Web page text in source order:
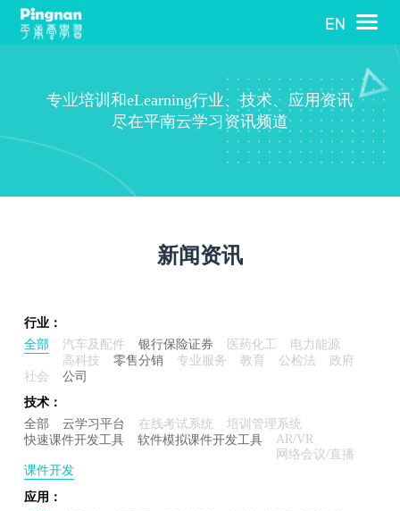
专业培训和eLearning行业、技术、应用资讯
尽在平南云学习资讯频道
新闻资讯
行业：
全部
汽车及配件 银行保险证券 医药化工
电力能源
高科技
零售分销 专业服务 教育 公检法
政府
社会
公司
技术：
全部
云学习平台 在线考试系统
培训管理系统
快速课件开发工具
软件模拟课件开发工具
AR/VR
网络会议/直播
课件开发
应用：